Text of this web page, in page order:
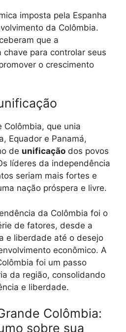
imposta pela Espanha
da Colômbia.
que a
chave para controlar seus
o crescimento
Colômbia, que unia
Equador e Panamá,
de unificação dos povos
líderes da independência
seriam mais fortes e
nação próspera e livre.
da Colômbia foi o
de fatores, desde a
e liberdade até o desejo
econômico. A
foi um passo
da região, consolidando
e liberdade.
Colômbia:
sobre sua